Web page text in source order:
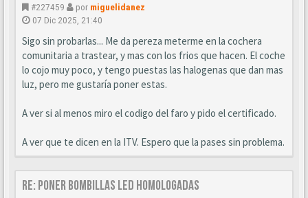
#227459 por miguelidanez
07 Dic 2025, 21:40
Sigo sin probarlas... Me da pereza meterme en la cochera
comunitaria a trastear, y mas con los frios que hacen. El coche
lo cojo muy poco, y tengo puestas las halogenas que dan mas
luz, pero me gustaría poner estas.
A ver si al menos miro el codigo del faro y pido el certificado.
A ver que te dicen en la ITV. Espero que la pases sin problema.
Re: Poner bombillas led homologadas